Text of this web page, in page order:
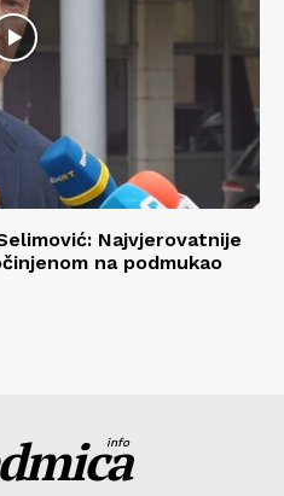
Najvjerovatnije
na podmukao
info